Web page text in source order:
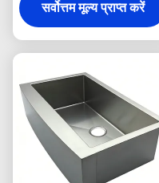
सर्वोत्तम मूल्य प्राप्त करें